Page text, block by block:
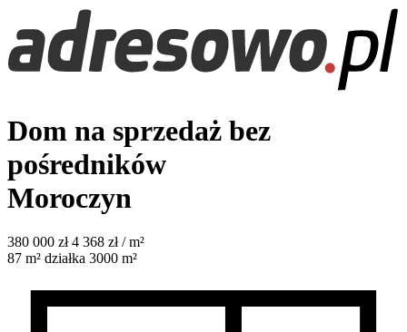
Dom na sprzedaż bez
pośredników
Moroczyn
380 000 zł 4 368 zł / m²
87 m² działka 3000 m²